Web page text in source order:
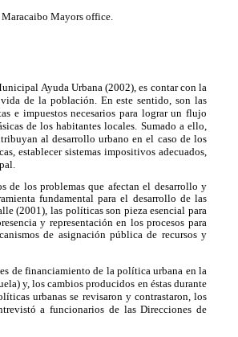
Mayors office.
Ayuda Urbana (2002), es contar con la
de la población. En este sentido, son las
e impuestos necesarios para lograr un flujo
de los habitantes locales. Sumado a ello,
al desarrollo urbano en el caso de los
establecer sistemas impositivos adecuados,
de los problemas que afectan el desarrollo y
fundamental para el desarrollo de las
(2001), las políticas son pieza esencial para
y representación en los procesos para
de asignación pública de recursos y
de financiamiento de la política urbana en la
y, los cambios producidos en éstas durante
urbanas se revisaron y contrastaron, los
a funcionarios de las Direcciones de